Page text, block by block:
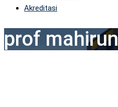
Akreditasi
prof mahirun